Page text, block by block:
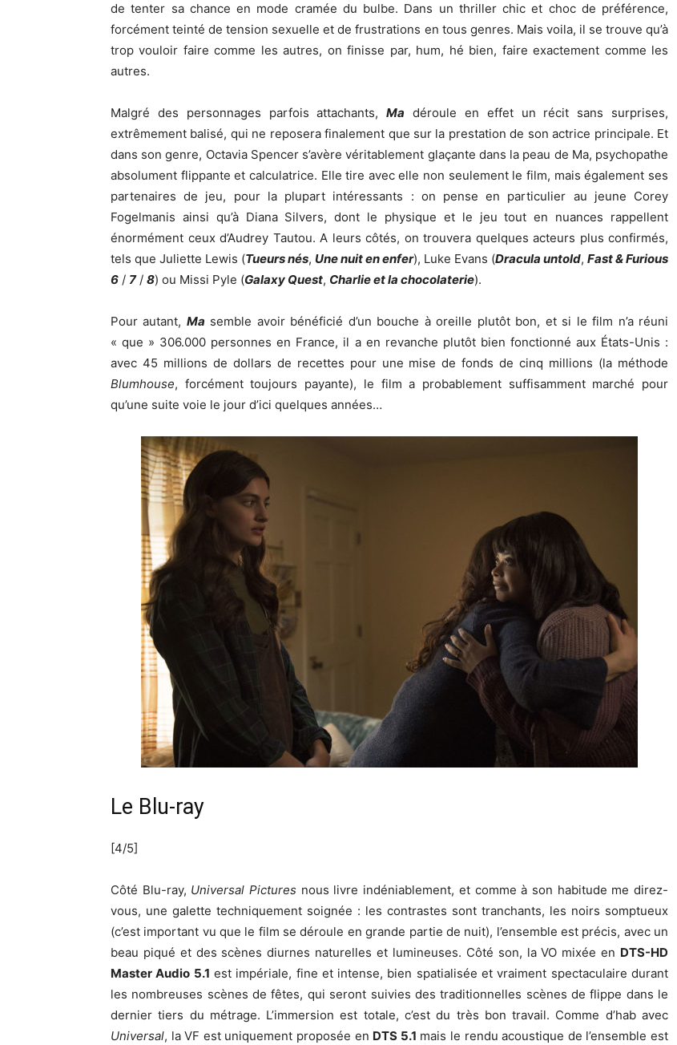
de tenter sa chance en mode cramée du bulbe. Dans un thriller chic et choc de préférence,
forcément teinté de tension sexuelle et de frustrations en tous genres. Mais voila, il se trouve qu’à
trop vouloir faire comme les autres, on finisse par, hum, hé bien, faire exactement comme les
autres.
Malgré des personnages parfois attachants,Ma déroule en effet un récit sans surprises,
extrêmement balisé, qui ne reposera finalement que sur la prestation de son actrice principale. Et
dans son genre, Octavia Spencer s’avère véritablement glaçante dans la peau de Ma, psychopathe
absolument flippante et calculatrice. Elle tire avec elle non seulement le film, mais également ses
partenaires de jeu, pour la plupart intéressants : on pense en particulier au jeune Corey
Fogelmanis ainsi qu’à Diana Silvers, dont le physique et le jeu tout en nuances rappellent
énormément ceux d’Audrey Tautou. A leurs côtés, on trouvera quelques acteurs plus confirmés,
tels que Juliette Lewis (Tueurs nés, Une nuit en enfer), Luke Evans (Dracula untold, Fast & Furious
6 / 7/ 8) ou Missi Pyle (Galaxy Quest, Charlie et la chocolaterie).
Pour autant, Ma semble avoir bénéficié d’un bouche à oreille plutôt bon, et si le film n’a réuni
« que » 306.000 personnes en France, il a en revanche plutôt bien fonctionné aux États-Unis :
avec 45 millions de dollars de recettes pour une mise de fonds de cinq millions (la méthode
Blumhouse, forcément toujours payante), le film a probablement suffisamment marché pour
qu’une suite voie le jour d’ici quelques années…
Le Blu-ray
[4/5]
Côté Blu-ray, Universal Pictures nous livre indéniablement, et comme à son habitude me direz-
vous, une galette techniquement soignée : les contrastes sont tranchants, les noirs somptueux
(c’est important vu que le film se déroule en grande partie de nuit), l’ensemble est précis, avec un
beau piqué et des scènes diurnes naturelles et lumineuses. Côté son, la VO mixée en DTS-HD
Master Audio 5.1 est impériale, fine et intense, bien spatialisée et vraiment spectaculaire durant
les nombreuses scènes de fêtes, qui seront suivies des traditionnelles scènes de flippe dans le
dernier tiers du métrage. L’immersion est totale, c’est du très bon travail. Comme d’hab avec
Universal, la VF est uniquement proposée en DTS 5.1 mais le rendu acoustique de l’ensemble est